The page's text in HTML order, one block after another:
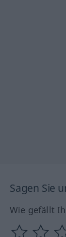
Sagen Sie
Wie gefällt